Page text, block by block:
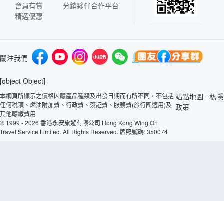
會員有賞
精選優惠
分銷夥伴合作平台
關注我們
[object Object]
本網頁所顯示之價格因應產品種類及出發日期而有所不同，不包括
任何稅項、燃油附加費、行政費、簽証費、服務費(旅行團適用)及
其他應繳費用
© 1999 - 2026 香港永安旅遊有限公司 Hong Kong Wing On
Travel Service Limited. All Rights Reserved. 牌照號碼: 350074
站點地圖 | 私隱
政策